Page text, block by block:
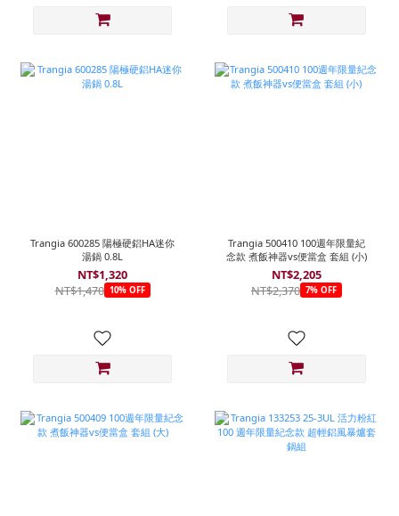
Trangia 600285 陽極硬鋁HA迷你
湯鍋 0.8L
NT$1,320
NT$1,470 10% OFF
Trangia 500410 100週年限量紀
念款 煮飯神器vs便當盒 套組 (小)
NT$2,205
NT$2,370 7% OFF